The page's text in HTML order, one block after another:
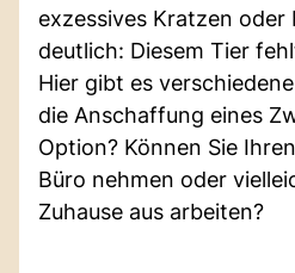
exzessives Kratzen oder
deutlich: Diesem Tier
Hier gibt es
die Anschaffung eines
Option? Können Sie
Büro nehmen oder
Zuhause aus arbeiten?